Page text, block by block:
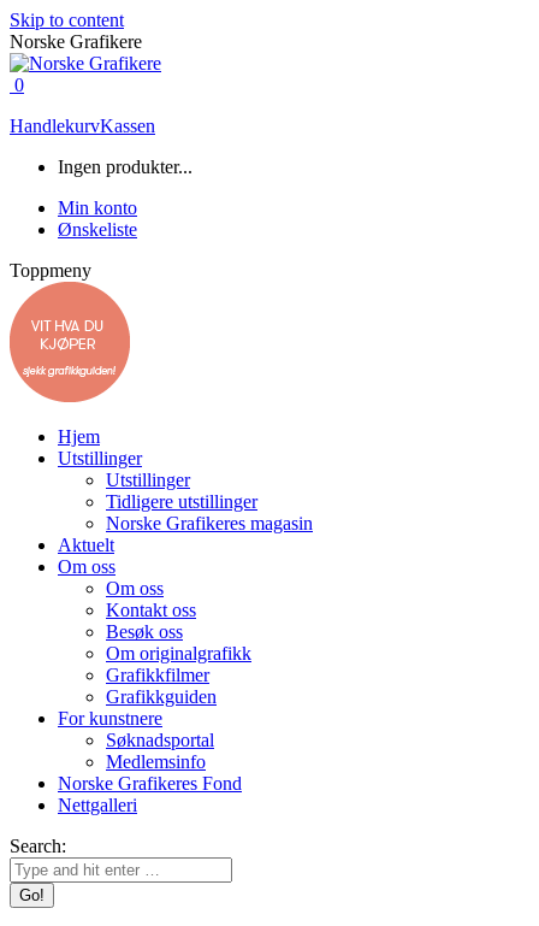
Skip to content
Norske Grafikere
0
HandlekurvKassen
Ingen produkter...
Min konto
Ønskeliste
Toppmeny
Hjem
Utstillinger
Utstillinger
Tidligere utstillinger
Norske Grafikeres magasin
Aktuelt
Om oss
Om oss
Kontakt oss
Besøk oss
Om originalgrafikk
Grafikkfilmer
Grafikkguiden
For kunstnere
Søknadsportal
Medlemsinfo
Norske Grafikeres Fond
Nettgalleri
Search: